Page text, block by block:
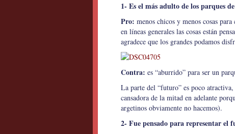
1- Es el más adulto de los parques
Pro: menos chicos y menos cosas
en líneas generales las cosas están
agradece que los grandes podamos
Contra: es “aburrido” para ser un
La parte del “futuro” es poco
cansadora de la mitad en adelante
argetinos obviamente no hacemos).
2- Fue pensado para representar el